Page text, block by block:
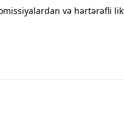
və hərtərəfli